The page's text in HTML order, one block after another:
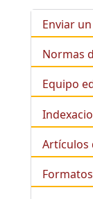
Enviar
Normas
Equipo
Artículos